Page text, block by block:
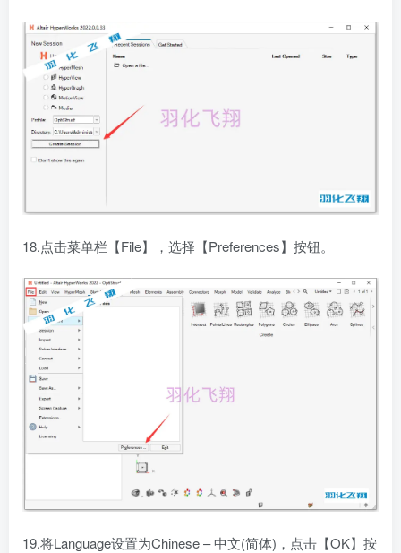
18.点击菜单栏【File】，选择【Preferences】按钮。
19.将Language设置为Chinese – 中文(简体)，点击【OK】按